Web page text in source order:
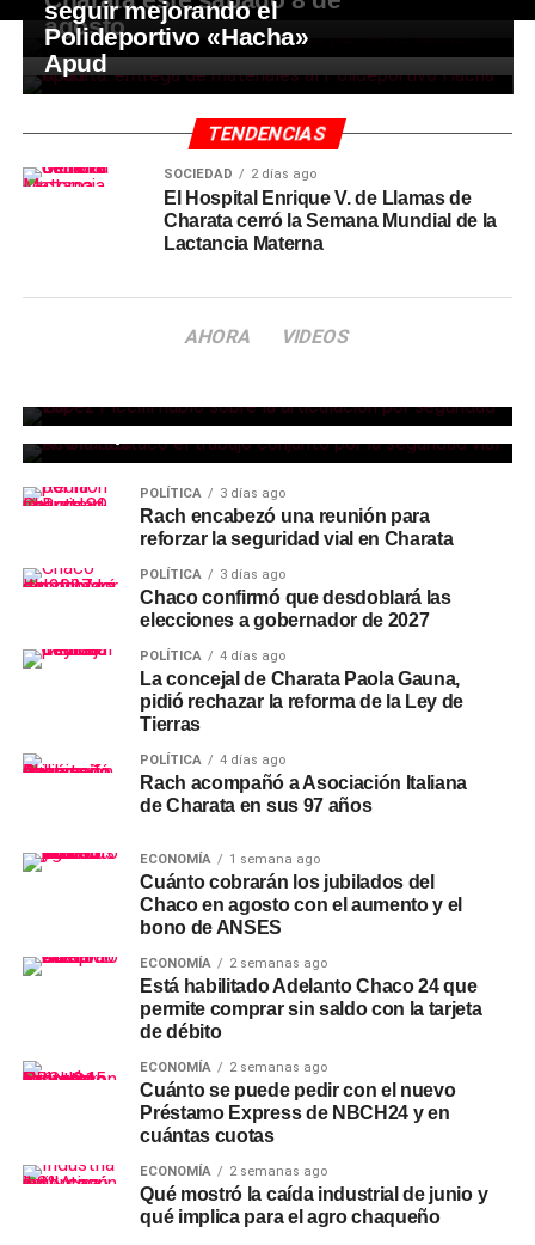
agosto
seguir mejorando el
Polideportivo «Hacha»
Apud
TENDENCIAS
SOCIEDAD 2 días ago
El Hospital Enrique V. de Llamas de
Charata cerró la Semana Mundial de la
Lactancia Materna
AHORA VIDEOS
La jueza de Faltas Provincial destacó la
destacó el trabajo conjunto con el
Municipio de Charata
POLÍTICA 3 días ago
Rach encabezó una reunión para
reforzar la seguridad vial en Charata
POLÍTICA 3 días ago
Chaco confirmó que desdoblará las
elecciones a gobernador de 2027
POLÍTICA 4 días ago
La concejal de Charata Paola Gauna,
pidió rechazar la reforma de la Ley de
Tierras
POLÍTICA 4 días ago
Rach acompañó a Asociación Italiana
de Charata en sus 97 años
ECONOMÍA 1 semana ago
Cuánto cobrarán los jubilados del
Chaco en agosto con el aumento y el
bono de ANSES
ECONOMÍA 2 semanas ago
Está habilitado Adelanto Chaco 24 que
permite comprar sin saldo con la tarjeta
de débito
ECONOMÍA 2 semanas ago
Cuánto se puede pedir con el nuevo
Préstamo Express de NBCH24 y en
cuántas cuotas
ECONOMÍA 2 semanas ago
Qué mostró la caída industrial de junio y
qué implica para el agro chaqueño
SOCIEDAD 2 días ago
El Hospital Enrique V. de Llamas de
Charata cerró la Semana Mundial de la
2 días ago